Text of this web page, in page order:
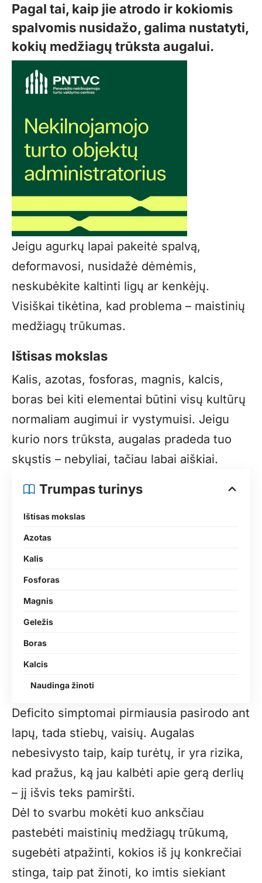
Pagal tai, kaip jie atrodo ir kokiomis
spalvomis nusidažo, galima nustatyti,
kokių medžiagų trūksta augalui.
Jeigu agurkų lapai pakeitė spalvą,
deformavosi, nusidažė dėmėmis,
neskubėkite kaltinti ligų ar kenkėjų.
Visiškai tikėtina, kad problema – maistinių
medžiagų trūkumas.
Ištisas mokslas
Kalis, azotas, fosforas, magnis, kalcis,
boras bei kiti elementai būtini visų kultūrų
normaliam augimui ir vystymuisi. Jeigu
kurio nors trūksta, augalas pradeda tuo
skųstis – nebyliai, tačiau labai aiškiai.
Trumpas turinys
Ištisas mokslas
Azotas
Kalis
Fosforas
Magnis
Geležis
Boras
Kalcis
Naudinga žinoti
Deficito simptomai pirmiausia pasirodo ant
lapų, tada stiebų, vaisių. Augalas
nebesivysto taip, kaip turėtų, ir yra rizika,
kad pražus, ką jau kalbėti apie gerą derlių
– jį išvis teks pamiršti.
Dėl to svarbu mokėti kuo anksčiau
pastebėti maistinių medžiagų trūkumą,
sugebėti atpažinti, kokios iš jų konkrečiai
stinga, taip pat žinoti, ko imtis siekiant